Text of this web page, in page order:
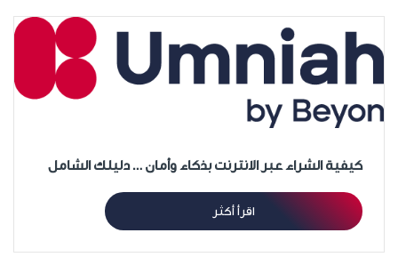
كيفية الشراء عبر الانترنت بذكاء وأمان … دليلك الشامل
اقرأ أكثر